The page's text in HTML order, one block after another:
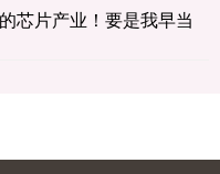
芯片产业！要是我早当